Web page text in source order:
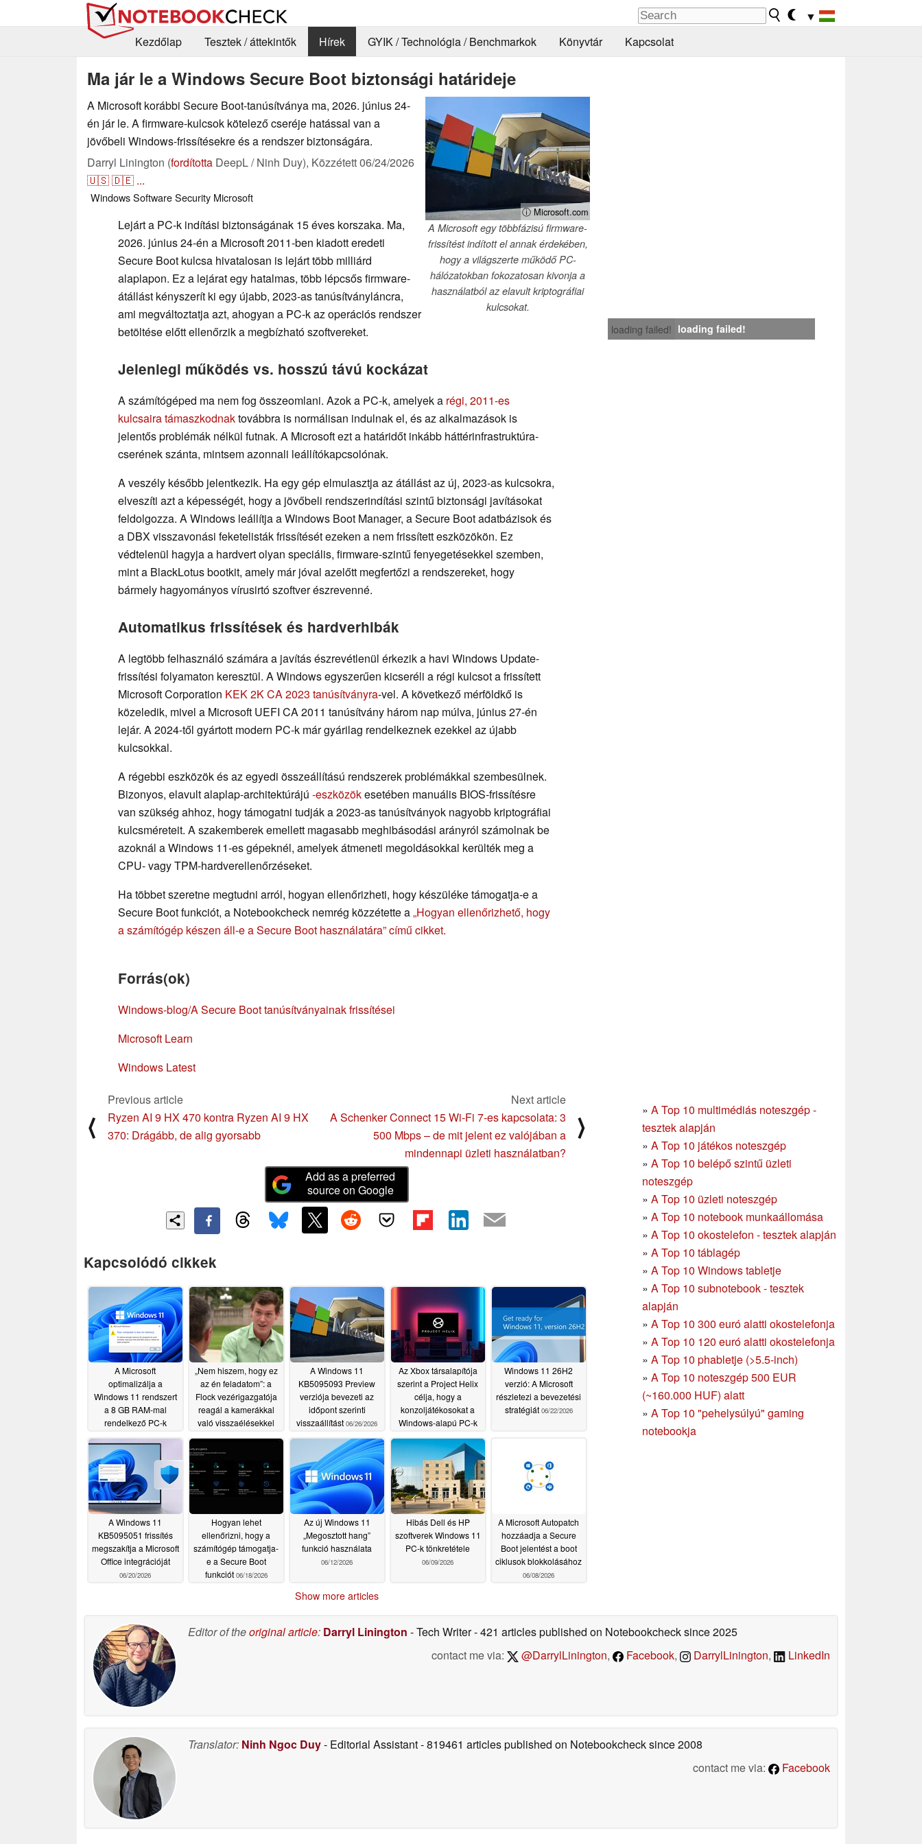
▼
Kezdőlap
Tesztek / áttekintők Hírek GYIK / Technológia / Benchmarkok Könyvtár Kapcsolat
Ma jár le a Windows Secure Boot biztonsági határideje
ⓘ Microsoft.com
A Microsoft egy többfázisú firmware-
frissítést indított el annak érdekében,
hogy a világszerte működő PC-
hálózatokban fokozatosan kivonja a
használatból az elavult kriptográfiai
kulcsokat.
A Microsoft korábbi Secure Boot-tanúsítványa ma, 2026. június 24-
én jár le. A firmware-kulcsok kötelező cseréje hatással van a
jövőbeli Windows-frissítésekre és a rendszer biztonságára.
Darryl Linington (fordította DeepL / Ninh Duy), Közzétett06/24/2026
🇺🇸🇩🇪 ...
WindowsSoftwareSecurity Microsoft
loading failed! loading failed!
Lejárt a PC-k indítási biztonságának 15 éves korszaka. Ma,
2026. június 24-én a Microsoft 2011-ben kiadott eredeti
Secure Boot kulcsa hivatalosan is lejárt több milliárd
alaplapon. Ez a lejárat egy hatalmas, több lépcsős firmware-
átállást kényszerít ki egy újabb, 2023-as tanúsítványláncra,
ami megváltoztatja azt, ahogyan a PC-k az operációs rendszer
betöltése előtt ellenőrzik a megbízható szoftvereket.
Jelenlegi működés vs. hosszú távú kockázat
A számítógéped ma nem fog összeomlani. Azok a PC-k, amelyek a régi, 2011-es
kulcsaira támaszkodnaktovábbra is normálisan indulnak el, és az alkalmazások is
jelentős problémák nélkül futnak. A Microsoft ezt a határidőt inkább háttérinfrastruktúra-
cserének szánta, mintsem azonnali leállítókapcsolónak.
A veszély később jelentkezik. Ha egy gép elmulasztja az átállást az új, 2023-as kulcsokra,
elveszíti azt a képességét, hogy a jövőbeli rendszerindítási szintű biztonsági javításokat
feldolgozza. A Windows leállítja a Windows Boot Manager, a Secure Boot adatbázisok és
a DBX visszavonási feketelisták frissítését ezeken a nem frissített eszközökön. Ez
védtelenül hagyja a hardvert olyan speciális, firmware-szintű fenyegetésekkel szemben,
mint a BlackLotus bootkit, amely már jóval azelőtt megfertőzi a rendszereket, hogy
bármely hagyományos vírusirtó szoftver észrevenné.
Automatikus frissítések és hardverhibák
A legtöbb felhasználó számára a javítás észrevétlenül érkezik a havi Windows Update-
frissítési folyamaton keresztül. A Windows egyszerűen kicseréli a régi kulcsot a frissített
Microsoft Corporation KEK 2K CA 2023 tanúsítványra-vel. A következő mérföldkő is
közeledik, mivel a Microsoft UEFI CA 2011 tanúsítvány három nap múlva, június 27-én
lejár. A 2024-től gyártott modern PC-k már gyárilag rendelkeznek ezekkel az újabb
kulcsokkal.
A régebbi eszközök és az egyedi összeállítású rendszerek problémákkal szembesülnek.
Bizonyos, elavult alaplap-architektúrájú -eszközökesetében manuális BIOS-frissítésre
van szükség ahhoz, hogy támogatni tudják a 2023-as tanúsítványok nagyobb kriptográfiai
kulcsméreteit. A szakemberek emellett magasabb meghibásodási arányról számolnak be
azoknál a Windows 11-es gépeknél, amelyek átmeneti megoldásokkal kerülték meg a
CPU- vagy TPM-hardverellenőrzéseket.
Ha többet szeretne megtudni arról, hogyan ellenőrizheti, hogy készüléke támogatja-e a
Secure Boot funkciót, a Notebookcheck nemrég közzétette a„Hogyan ellenőrizhető, hogy
a számítógép készen áll-e a Secure Boot használatára” című cikket.
Forrás(ok)
Windows-blog/A Secure Boot tanúsítványainak frissítései
Microsoft Learn
Windows Latest
» A Top 10 multimédiás noteszgép -
tesztek alapján
» A Top 10 játékos noteszgép
» A Top 10 belépő szintű üzleti
noteszgép
» A Top 10 üzleti noteszgép
» A Top 10 notebook munkaállomása
» A Top 10 okostelefon - tesztek alapján
» A Top 10 táblagép
» A Top 10 Windows tabletje
» A Top 10 subnotebook - tesztek
alapján
» A Top 10 300 euró alatti okostelefonja
» A Top 10 120 euró alatti okostelefonja
» A Top 10 phabletje (>5.5-inch)
» A Top 10 noteszgép 500 EUR
(~160.000 HUF) alatt
» A Top 10 "pehelysúlyú" gaming
notebookja
⟨
Previous article
Ryzen AI 9 HX 470 kontra Ryzen AI 9 HX
370: Drágább, de alig gyorsabb
Next article
A Schenker Connect 15 Wi-Fi 7-es kapcsolata: 3
500 Mbps – de mit jelent ez valójában a
mindennapi üzleti használatban?
⟩
Add as a preferred
source on Google
Kapcsolódó cikkek
A Microsoft
optimalizálja a
Windows 11 rendszert
a 8 GB RAM-mal
rendelkező PC-k
08/02/2026
„Nem hiszem, hogy ez
az én feladatom”: a
Flock vezérigazgatója
reagál a kamerákkal
való visszaélésekkel
aggályokra
A Windows 11
KB5095093 Preview
verziója bevezeti az
időpont szerinti
visszaállítást 06/26/2026
Az Xbox társalapítója
szerint a Project Helix
célja, hogy a
konzoljátékosokat a
Windows-alapú PC-k
06/23/2026
Windows 11 26H2
verzió: A Microsoft
részletezi a bevezetési
stratégiát 06/22/2026
A Windows 11
KB5095051 frissítés
megszakítja a Microsoft
Office integrációját
06/20/2026
Hogyan lehet
ellenőrizni, hogy a
számítógép támogatja-
e a Secure Boot
funkciót 06/18/2026
Az új Windows 11
„Megosztott hang”
funkció használata
06/12/2026
Hibás Dell és HP
szoftverek Windows 11
PC-k tönkretétele
06/09/2026
A Microsoft Autopatch
hozzáadja a Secure
Boot jelentést a boot
ciklusok blokkolásához
06/08/2026
Show more articles
Editor of theoriginal article: Darryl Linington - Tech Writer- 421 articles published on Notebookchecksince 2025
contact me via:
@DarrylLinington, Facebook, DarrylLinington, LinkedIn
Translator: Ninh Ngoc Duy- Editorial Assistant- 819461 articles published on Notebookchecksince 2008
contact me via:
Facebook